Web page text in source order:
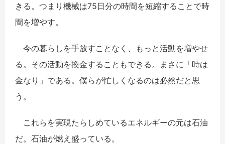
きる。つまり機械は75日分の時間を短縮することで時
間を増やす。
今の暮らしを手放すことなく、もっと活動を増やせ
る。その活動を換金することもできる。まさに「時は
金なり」である。僕らが忙しくなるのは必然だと思
う。
これらを実現たらしめているエネルギーの元は石油
だ。石油が燃え盛っている。